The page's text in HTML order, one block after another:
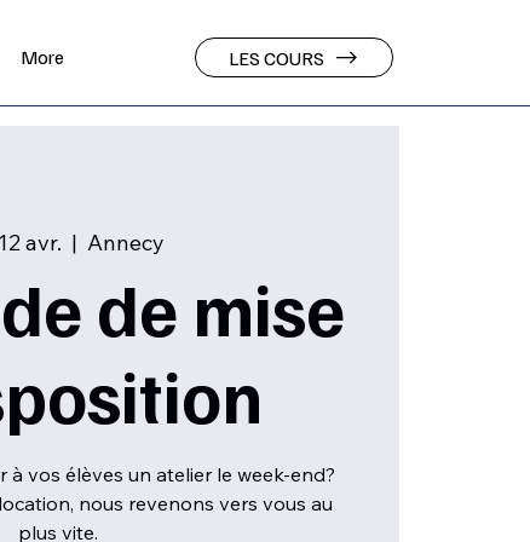
More LES COURS
avr.
  |
Annecy
de mise
vos élèves un atelier le week-end?
nous revenons vers vous au
plus vite.